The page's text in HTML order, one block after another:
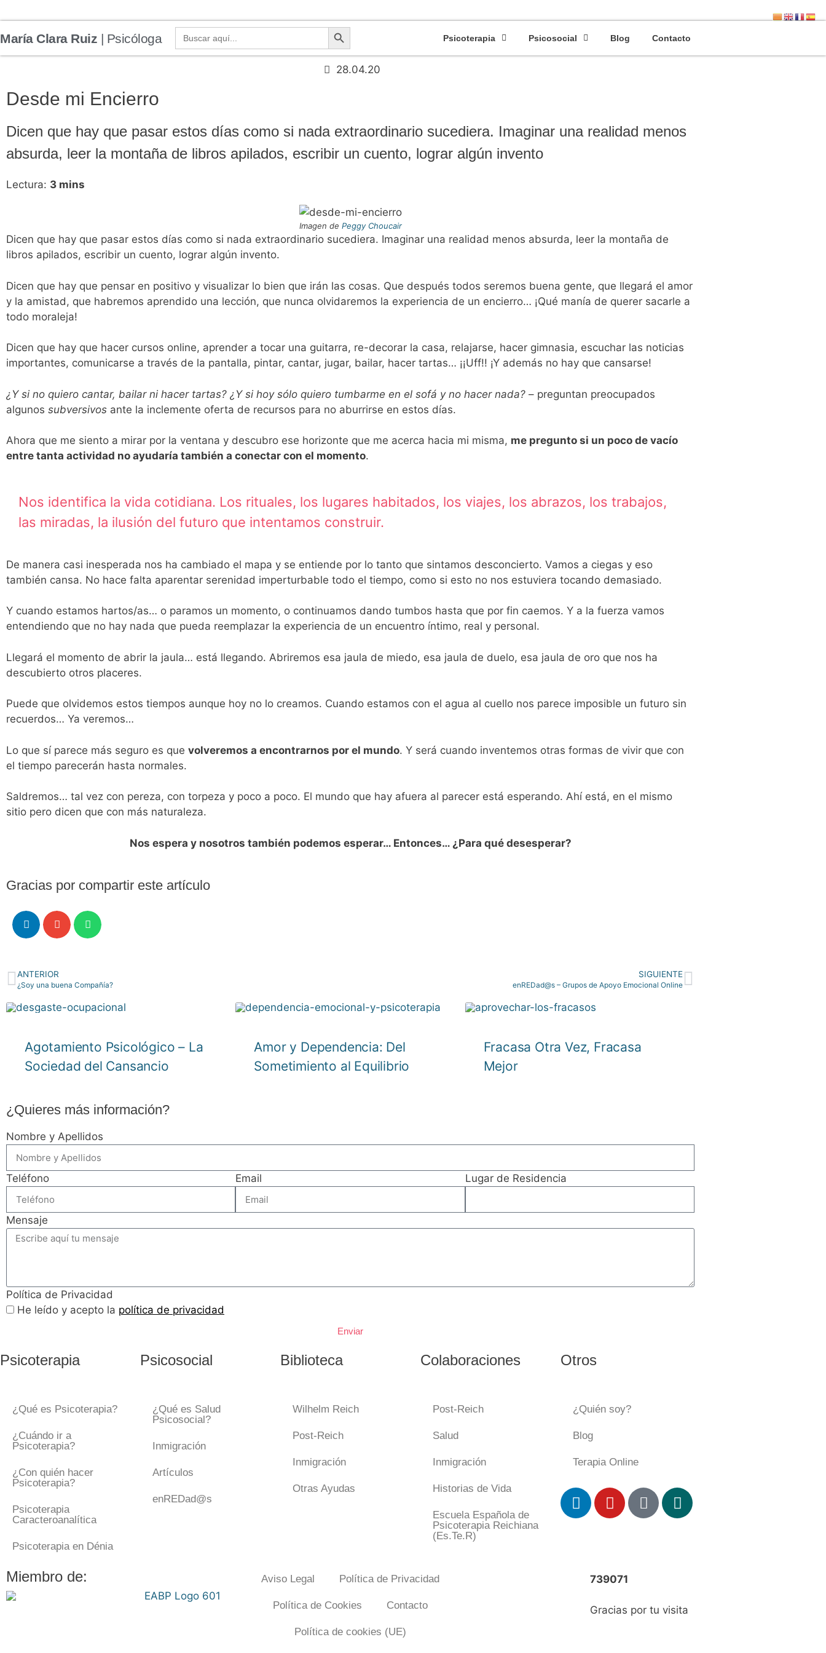
María Clara Ruiz | Psicóloga Buscar: Botón de búsqueda
Psicoterapia Psicosocial Blog Contacto
28.04.20
Desde mi Encierro
Dicen que hay que pasar estos días como si nada extraordinario sucediera. Imaginar una realidad menos
absurda, leer la montaña de libros apilados, escribir un cuento, lograr algún invento
Lectura: 3 mins
Imagen de Peggy Choucair
Dicen que hay que pasar estos días como si nada extraordinario sucediera. Imaginar una realidad menos absurda, leer la montaña de
libros apilados, escribir un cuento, lograr algún invento.
Dicen que hay que pensar en positivo y visualizar lo bien que irán las cosas. Que después todos seremos buena gente, que llegará el amor
y la amistad, que habremos aprendido una lección, que nunca olvidaremos la experiencia de un encierro… ¡Qué manía de querer sacarle a
todo moraleja!
Dicen que hay que hacer cursos online, aprender a tocar una guitarra, re-decorar la casa, relajarse, hacer gimnasia, escuchar las noticias
importantes, comunicarse a través de la pantalla, pintar, cantar, jugar, bailar, hacer tartas… ¡¡Uff!! ¡Y además no hay que cansarse!
¿Y si no quiero cantar, bailar ni hacer tartas? ¿Y si hoy sólo quiero tumbarme en el sofá y no hacer nada? – preguntan preocupados
algunos subversivos ante la inclemente oferta de recursos para no aburrirse en estos días.
Ahora que me siento a mirar por la ventana y descubro ese horizonte que me acerca hacia mi misma, me pregunto si un poco de vacío
entre tanta actividad no ayudaría también a conectar con el momento.
Nos identifica la vida cotidiana. Los rituales, los lugares habitados, los viajes, los abrazos, los trabajos,
las miradas, la ilusión del futuro que intentamos construir.
De manera casi inesperada nos ha cambiado el mapa y se entiende por lo tanto que sintamos desconcierto. Vamos a ciegas y eso
también cansa. No hace falta aparentar serenidad imperturbable todo el tiempo, como si esto no nos estuviera tocando demasiado.
Y cuando estamos hartos/as… o paramos un momento, o continuamos dando tumbos hasta que por fin caemos. Y a la fuerza vamos
entendiendo que no hay nada que pueda reemplazar la experiencia de un encuentro íntimo, real y personal.
Llegará el momento de abrir la jaula… está llegando. Abriremos esa jaula de miedo, esa jaula de duelo, esa jaula de oro que nos ha
descubierto otros placeres.
Puede que olvidemos estos tiempos aunque hoy no lo creamos. Cuando estamos con el agua al cuello nos parece imposible un futuro sin
recuerdos… Ya veremos…
Lo que sí parece más seguro es que volveremos a encontrarnos por el mundo. Y será cuando inventemos otras formas de vivir que con
el tiempo parecerán hasta normales.
Saldremos… tal vez con pereza, con torpeza y poco a poco. El mundo que hay afuera al parecer está esperando. Ahí está, en el mismo
sitio pero dicen que con más naturaleza.
Nos espera y nosotros también podemos esperar… Entonces… ¿Para qué desesperar?
Gracias por compartir este artículo
ANTERIOR
¿Soy una buena Compañía?
SIGUIENTE
enREDad@s – Grupos de Apoyo Emocional Online
Agotamiento Psicológico – La
Sociedad del Cansancio
Amor y Dependencia: Del
Sometimiento al Equilibrio
Fracasa Otra Vez, Fracasa
Mejor
¿Quieres más información?
Nombre y Apellidos
Teléfono Email Lugar de Residencia
Mensaje
Política de Privacidad
He leído y acepto la política de privacidad
Enviar
Psicoterapia
¿Qué es Psicoterapia?
¿Cuándo ir a
Psicoterapia?
¿Con quién hacer
Psicoterapia?
Psicoterapia
Caracteroanalítica
Psicoterapia en Dénia
Psicosocial
¿Qué es Salud
Psicosocial?
Inmigración
Artículos
enREDad@s
Biblioteca
Wilhelm Reich
Post-Reich
Inmigración
Otras Ayudas
Colaboraciones
Post-Reich
Salud
Inmigración
Historias de Vida
Escuela Española de
Psicoterapia Reichiana
(Es.Te.R)
Otros
¿Quién soy?
Blog
Terapia Online
Miembro de: Aviso Legal Política de Privacidad
Política de Cookies Contacto
Política de cookies (UE)
739071
Gracias por tu visita